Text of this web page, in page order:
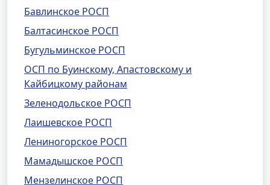
Бавлинское РОСП
Балтасинское РОСП
Бугульминское РОСП
ОСП по Буинскому, Апастовскому и
Кайбицкому районам
Зеленодольское РОСП
Лаишевское РОСП
Лениногорское РОСП
Мамадышское РОСП
Мензелинское РОСП